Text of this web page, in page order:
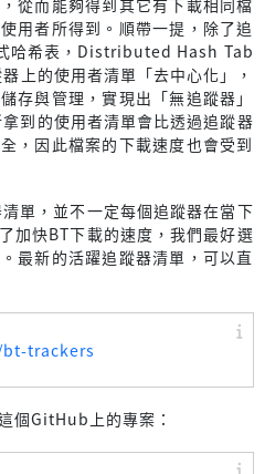
從而能夠得到其它有下載相同檔
用者所得到。順帶一提，除了追
哈希表，Distributed Hash Tab
上的使用者清單「去中心化」，
存與管理，實現出「無追蹤器」
到的使用者清單會比透過追蹤器
，因此檔案的下載速度也會受到
單，並不一定每個追蹤器在當下
加快BT下載的速度，我們最好選
最新的活躍追蹤器清單，可以直
trackers
個GitHub上的專案：